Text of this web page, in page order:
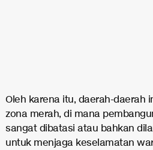
Oleh karena itu, daerah-daerah
zona merah, di mana
sangat dibatasi atau bahkan
untuk menjaga keselamatan